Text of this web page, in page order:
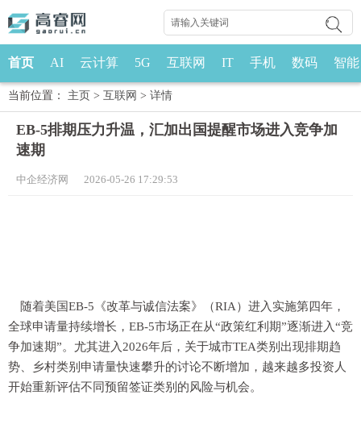
首页 AI 云计算 5G 互联网 IT 手机 数码 智能
当前位置： 主页 > 互联网 > 详情
EB-5排期压力升温，汇加出国提醒市场进入竞争加
速期
中企经济网 2026-05-26 17:29:53
随着美国EB-5《改革与诚信法案》（RIA）进入实施第四年，
全球申请量持续增长，EB-5市场正在从“政策红利期”逐渐进入“竞
争加速期”。尤其进入2026年后，关于城市TEA类别出现排期趋
势、乡村类别申请量快速攀升的讨论不断增加，越来越多投资人
开始重新评估不同预留签证类别的风险与机会。